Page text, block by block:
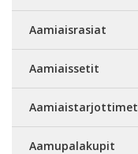
Aamiaisrasiat
Aamiaissetit
Aamiaistarjottimet
Aamupalakupit